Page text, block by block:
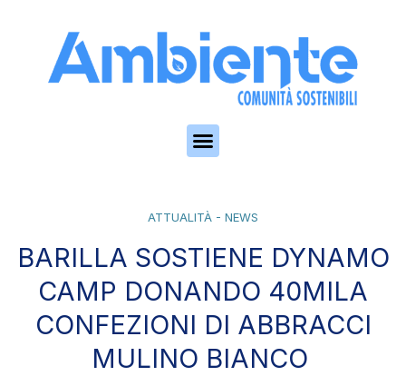
ATTUALITÀ - NEWS
BARILLA SOSTIENE DYNAMO
CAMP DONANDO 40MILA
CONFEZIONI DI ABBRACCI
MULINO BIANCO